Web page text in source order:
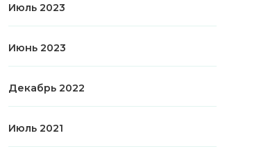
Июль 2023
Июнь 2023
Декабрь 2022
Июль 2021